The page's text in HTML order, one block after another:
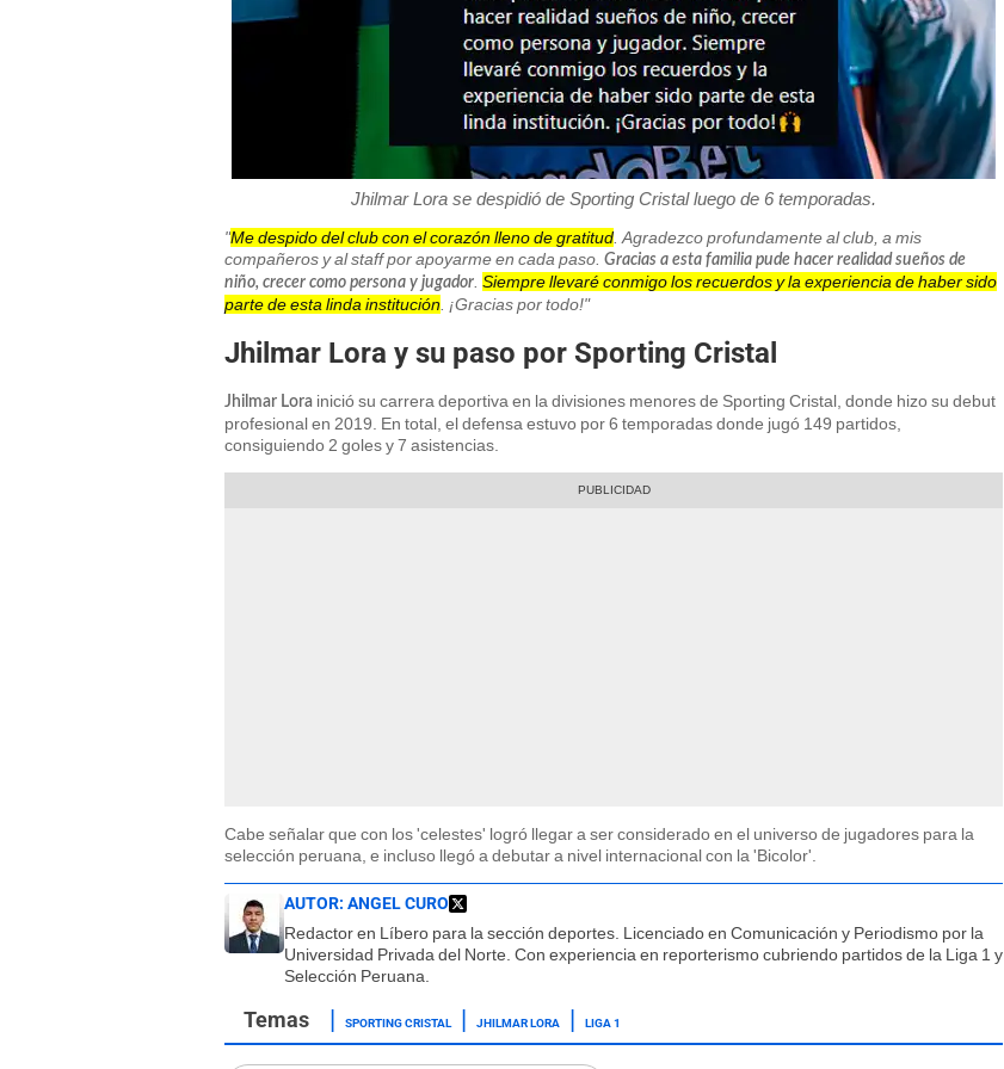
Jhilmar Lora se despidió de Sporting Cristal luego de 6 temporadas.
"Me despido del club con el corazón lleno de gratitud . Agradezco profundamente al club, a mis
compañeros y al staff por apoyarme en cada paso. Gracias a esta familia pude hacer realidad sueños de
niño, crecer como persona y jugador Siempre llevaré conmigo los recuerdos y la experiencia de haber sido
parte de esta linda institución . ¡Gracias por todo!"
Jhilmar Lora y su paso por Sporting Cristal
Jhilmar Lora inició su carrera deportiva en la divisiones menores de Sporting Cristal, donde hizo su debut
profesional en 2019. En total, el defensa estuvo por 6 temporadas donde jugó 149 partidos,
consiguiendo 2 goles y 7 asistencias.
Cabe señalar que con los 'celestes' logró llegar a ser considerado en el universo de jugadores para la
selección peruana, e incluso llegó a debutar a nivel internacional con la 'Bicolor'.
AUTOR: ANGEL CURO
Redactor en Líbero para la sección deportes. Licenciado en Comunicación y Periodismo por la
Universidad Privada del Norte. Con experiencia en reporterismo cubriendo partidos de la Liga 1 y
Selección Peruana.
SPORTING CRISTAL JHILMAR LORA LIGA 1